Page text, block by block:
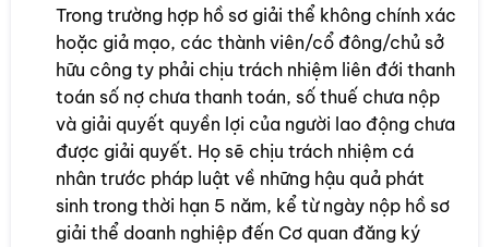
Trong trường hợp hồ sơ giải thể không chính xác
hoặc giả mạo, các thành viên/cổ đông/chủ sở
hữu công ty phải chịu trách nhiệm liên đới thanh
toán số nợ chưa thanh toán, số thuế chưa nộp
và giải quyết quyền lợi của người lao động chưa
được giải quyết. Họ sẽ chịu trách nhiệm cá
nhân trước pháp luật về những hậu quả phát
sinh trong thời hạn 5 năm, kể từ ngày nộp hồ sơ
giải thể doanh nghiệp đến Cơ quan đăng ký